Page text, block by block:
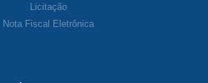
Licitação
Nota Fiscal Eletrônica